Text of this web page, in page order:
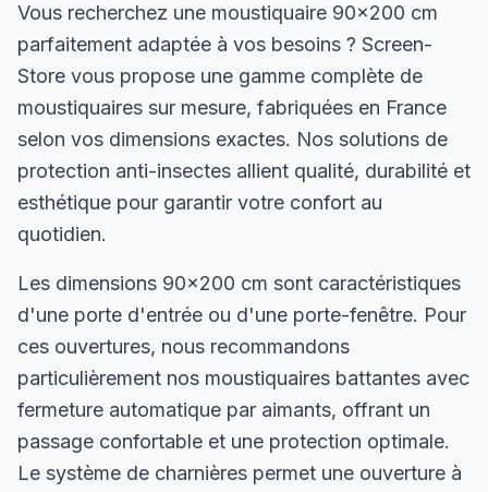
Vous recherchez une moustiquaire 90×200 cm
parfaitement adaptée à vos besoins ? Screen-
Store vous propose une gamme complète de
moustiquaires sur mesure, fabriquées en France
selon vos dimensions exactes. Nos solutions de
protection anti-insectes allient qualité, durabilité et
esthétique pour garantir votre confort au
quotidien.
Les dimensions 90×200 cm sont caractéristiques
d'une porte d'entrée ou d'une porte-fenêtre. Pour
ces ouvertures, nous recommandons
particulièrement nos moustiquaires battantes avec
fermeture automatique par aimants, offrant un
passage confortable et une protection optimale.
Le système de charnières permet une ouverture à